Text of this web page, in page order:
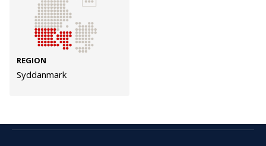
REGION
Syddanmark
Fakturering
Kontakt os
Presse